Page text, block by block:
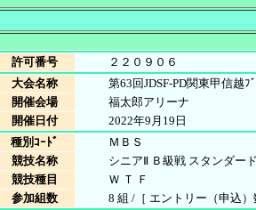
許可番号
２２０９０６
大会名称
第63回JDSF-PD関東甲信越
開催会場
福太郎アリーナ
開催日付
2022年9月19日
種別ｺｰﾄﾞ
ＭＢＳ
競技名称
シニアⅡ Ｂ級戦 スタンダー
競技種目
Ｗ Ｔ Ｆ
参加組数
8 組 /［ エントリー（申込